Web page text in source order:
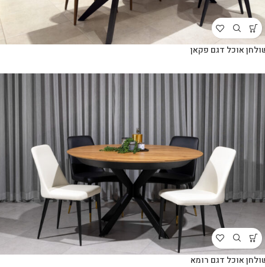
אוכל דגם פקאן
אוכל דגם רומא